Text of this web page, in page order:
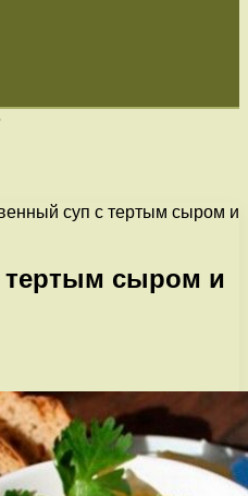
суп с тертым сыром и
сыром и